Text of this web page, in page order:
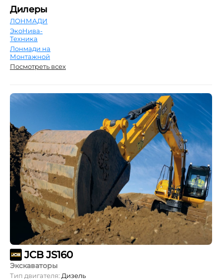
Дилеры
ЛОНМАДИ
ЭкоНива-
Техника
Лонмади на
Монтажной
Посмотреть всех
JCB JS160
Экскаваторы
Тип двигателя: Дизель